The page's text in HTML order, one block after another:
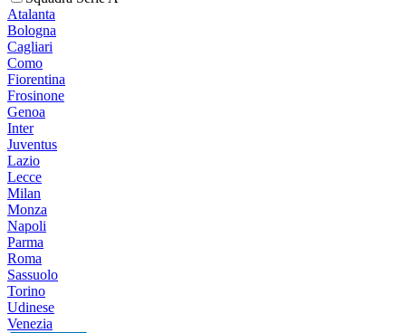
Atalanta
Bologna
Cagliari
Como
Fiorentina
Frosinone
Genoa
Inter
Juventus
Lazio
Lecce
Milan
Monza
Napoli
Parma
Roma
Sassuolo
Torino
Udinese
Venezia